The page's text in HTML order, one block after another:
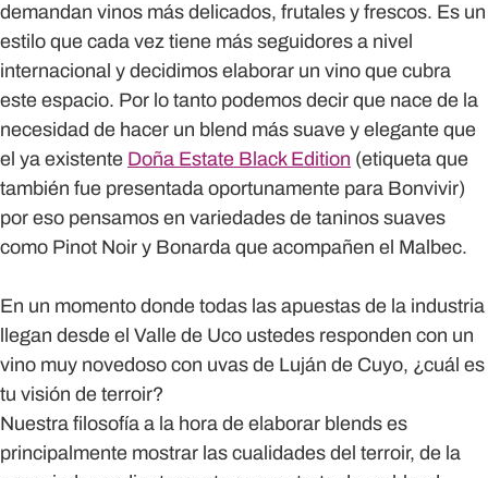
demandan vinos más delicados, frutales y frescos. Es un
estilo que cada vez tiene más seguidores a nivel
internacional y decidimos elaborar un vino que cubra
este espacio. Por lo tanto podemos decir que nace de la
necesidad de hacer un blend más suave y elegante que
el ya existente Doña Estate Black Edition (etiqueta que
también fue presentada oportunamente para Bonvivir)
por eso pensamos en variedades de taninos suaves
como Pinot Noir y Bonarda que acompañen el Malbec.
En un momento donde todas las apuestas de la industria
llegan desde el Valle de Uco ustedes responden con un
vino muy novedoso con uvas de Luján de Cuyo, ¿cuál es
tu visión de terroir?
Nuestra filosofía a la hora de elaborar blends es
principalmente mostrar las cualidades del terroir, de la